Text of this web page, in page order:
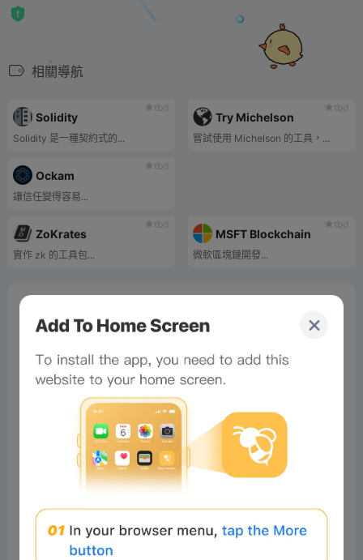
相關導航
tbd
Solidity
Solidity 是一種契約式的...
tbd
Try Michelson
嘗試使用 Michelson 的工具，...
tbd
Ockam
讓信任變得容易...
tbd
ZoKrates
實作 zk 的工具包...
tbd
MSFT Blockchain
微軟區塊鏈開發...
tbd
Comments (0)
Comments: